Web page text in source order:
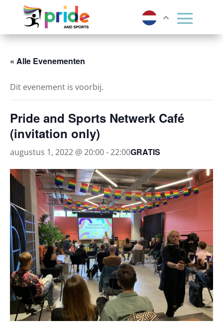
« Alle Evenementen
Dit evenement is voorbij.
Pride and Sports Netwerk Café
(invitation only)
augustus 1, 2022 @ 20:00-22:00GRATIS